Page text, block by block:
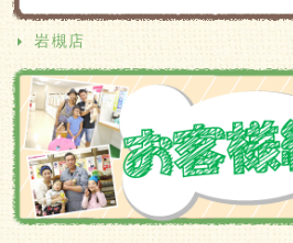
岩槻店